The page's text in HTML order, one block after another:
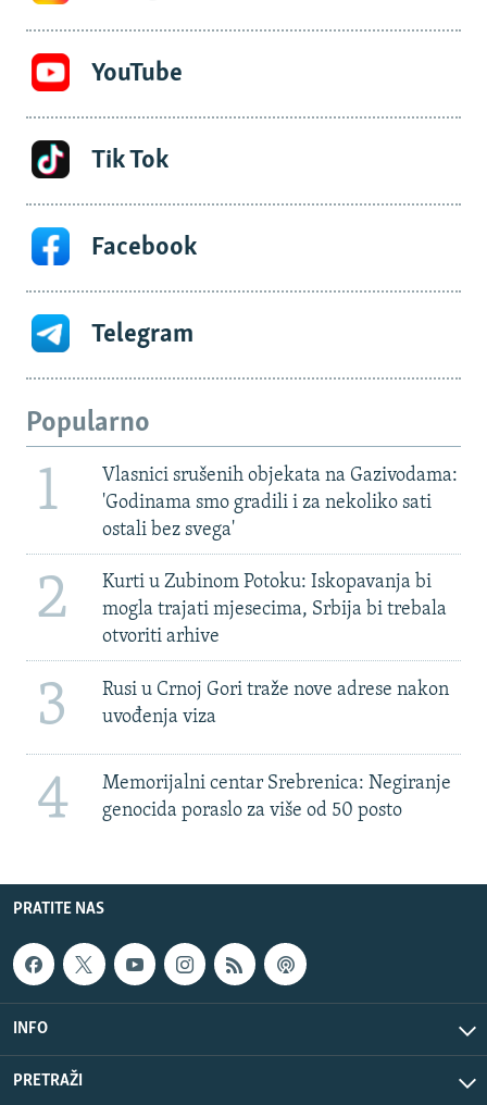
YouTube
Tik Tok
Facebook
Telegram
Popularno
1
Vlasnici srušenih objekata na Gazivodama:
'Godinama smo gradili i za nekoliko sati
ostali bez svega'
2
Kurti u Zubinom Potoku: Iskopavanja bi
mogla trajati mjesecima, Srbija bi trebala
otvoriti arhive
3
Rusi u Crnoj Gori traže nove adrese nakon
uvođenja viza
4
Memorijalni centar Srebrenica: Negiranje
genocida poraslo za više od 50 posto
PRATITE NAS
INFO
PRETRAŽI